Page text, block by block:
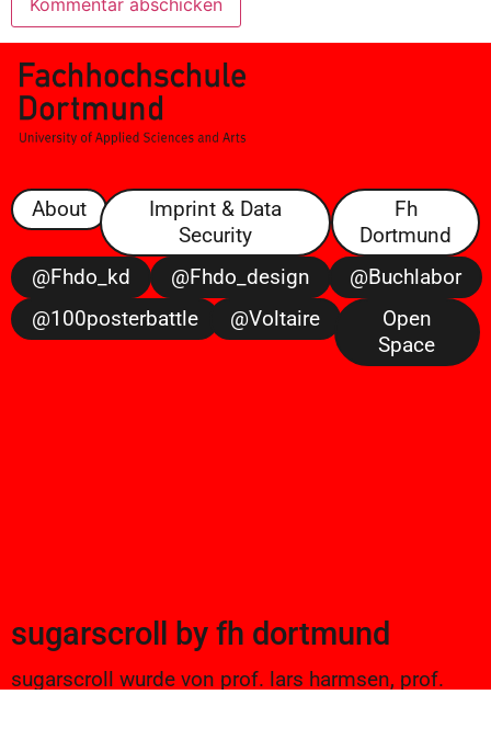
About
Imprint & Data
Security
Fh
Dortmund
@fhdo_kd
@fhdo_design
@buchlabor
@100posterbattle
@voltaire
Open
Space
sugarscroll by fh dortmund
sugarscroll wurde von prof. lars harmsen, prof.